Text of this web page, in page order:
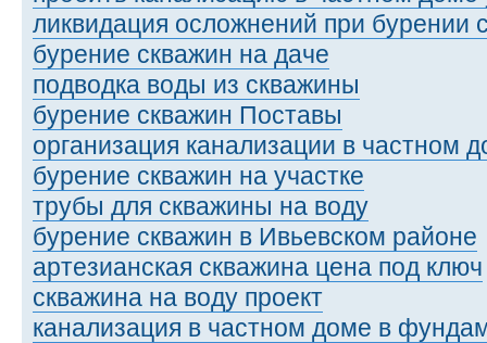
ликвидация осложнений при бурении
бурение скважин на даче
подводка воды из скважины
бурение скважин Поставы
организация канализации в частном
бурение скважин на участке
трубы для скважины на воду
бурение скважин в Ивьевском районе
артезианская скважина цена под ключ
скважина на воду проект
канализация в частном доме в